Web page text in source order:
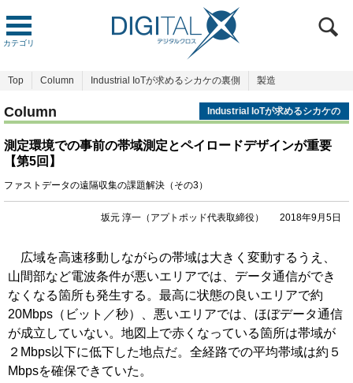
カテゴリ
Top Column Industrial IoTが求めるシカケの裏側 製造
Column
Industrial IoTが求めるシカケの
裏側
測定環境での事前の帯域測定とペイロードデザインが重要
【第5回】
ファストデータの遠隔収集の課題解決（その3）
坂元 淳一（アプトポッド代表取締役） 2018年9月5日
広域を高速移動しながらの帯域は大きく変動するうえ、
山間部など電波条件が悪いエリアでは、データ通信ができ
なくなる箇所も発生する。最高に状態の良いエリアで約
20Mbps（ビット／秒）、悪いエリアでは、ほぼデータ通信
が成立していない。地図上で赤くなっている箇所は帯域が
２Mbps以下に低下した地点だ。全経路での平均帯域は約５
Mbpsを確保できていた。